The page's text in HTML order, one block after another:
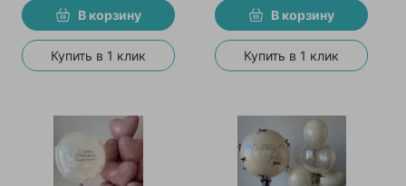
В корзину
Купить в 1 клик
В корзину
Купить в 1 клик